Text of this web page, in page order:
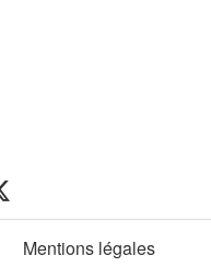
site
sur
Mentions légales